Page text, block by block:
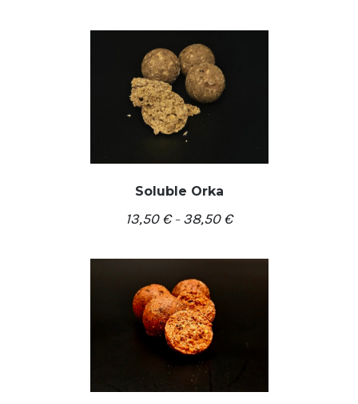
PASIRINKTI SAVYBES /
Soluble Orka
13,50€– 38,50€